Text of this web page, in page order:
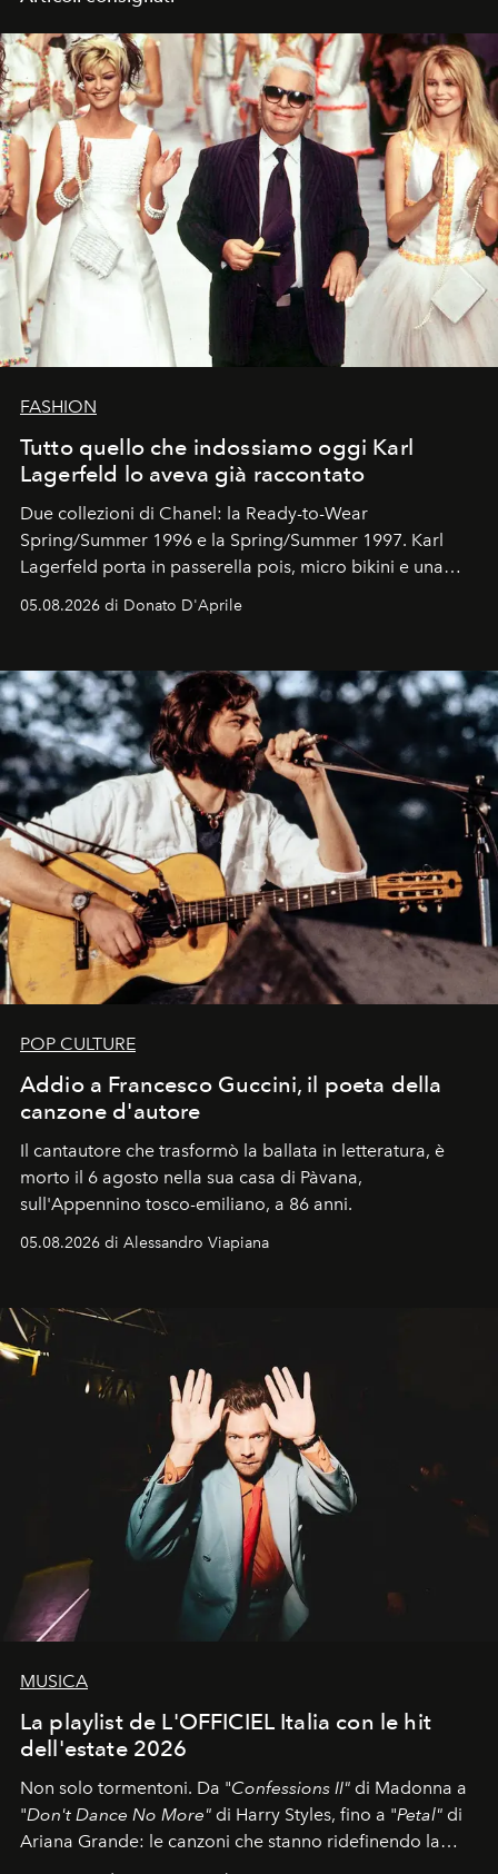
FASHION
Tutto quello che indossiamo oggi Karl
Lagerfeld lo aveva già raccontato
Due collezioni di Chanel: la Ready-to-Wear
Spring/Summer 1996 e la Spring/Summer 1997. Karl
Lagerfeld porta in passerella pois, micro bikini e una
logomania pensata per la spiaggia
Kate, Claudia e Carla una dietro l'altra. Trent'anni dopo,
uno dei documenti più contemporanei che abbiamo.
05.08.2026 di Donato D'Aprile
POP CULTURE
Addio a Francesco Guccini, il poeta della
canzone d'autore
Il cantautore che trasformò la ballata in letteratura, è
morto il 6 agosto nella sua casa di Pàvana,
sull'Appennino tosco-emiliano, a 86 anni.
05.08.2026 di Alessandro Viapiana
MUSICA
La playlist de L'OFFICIEL Italia con le hit
dell'estate 2026
Non solo tormentoni. Da "Confessions II" di Madonna a
"Don't Dance No More" di Harry Styles, fino a "Petal" di
Ariana Grande: le canzoni che stanno ridefinendo la
colonna sonora della stagione.